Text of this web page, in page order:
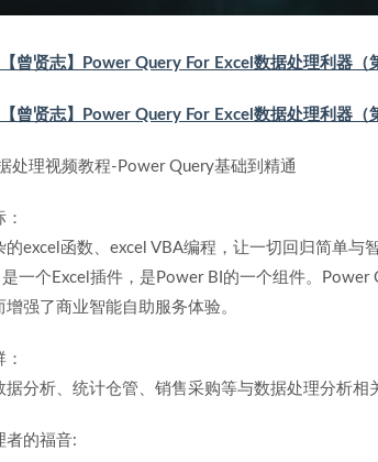
【曾贤志】Power Query For Excel数据处理利器（
【曾贤志】Power Query For Excel数据处理利器（
处理视频教程-Power Query基础到精通
的excel函数、excel VBA编程，让一切回归简单与
一个Excel插件，是Power BI的一个组件。
增强了商业智能自助服务体验。
据分析、统计仓管、销售采购等与数据处理分析相
者的福音: